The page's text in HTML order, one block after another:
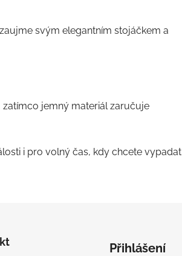
svým elegantním stojáčkem a
jemný materiál zaručuje
i pro volný čas, kdy chcete vypadat
Přihlášení